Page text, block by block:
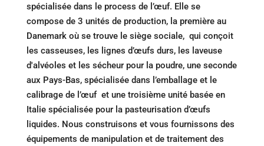
spécialisée dans le process de l’œuf. Elle se
compose de 3 unités de production, la première au
Danemark où se trouve le siège sociale, qui conçoit
les casseuses, les lignes d’œufs durs, les laveuse
d'alvéoles et les sécheur pour la poudre, une seconde
aux Pays-Bas, spécialisée dans l’emballage et le
calibrage de l’œuf et une troisième unité basée en
Italie spécialisée pour la pasteurisation d’œufs
liquides. Nous construisons et vous fournissons des
équipements de manipulation et de traitement des